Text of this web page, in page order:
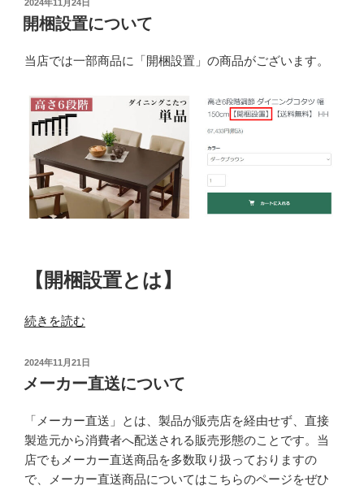
る
質
の
稿
日:
2024年11月24日
開梱設置について
当店では一部商品に「開梱設置」の商品がございます。
【開梱設置とは】
“開
設
置
つ
い
て”
の
続きを読む
投
日:
2024年11月21日
メーカー直送について
「メーカー直送」とは、製品が販売店を経由せず、直接
製造元から消費者へ配送される販売形態のことです。当
店でもメーカー直送商品を多数取り扱っておりますの
で、メーカー直送商品についてはこちらのページをぜひ